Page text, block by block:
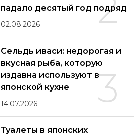
падало десятый год подряд
02.08.2026
3
Сельдь иваси: недорогая и
вкусная рыба, которую
издавна используют в
японской кухне
14.07.2026
Туалеты в японских